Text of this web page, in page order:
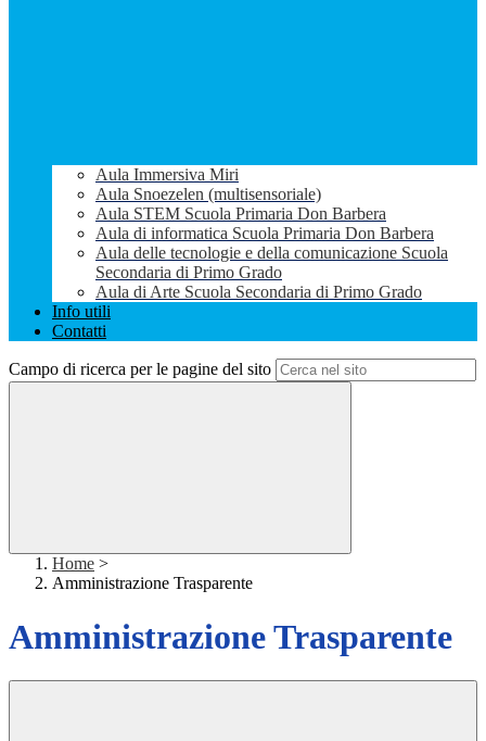
Aula Immersiva Miri
Aula Snoezelen (multisensoriale)
Aula STEM Scuola Primaria Don Barbera
Aula di informatica Scuola Primaria Don Barbera
Aula delle tecnologie e della comunicazione Scuola
Secondaria di Primo Grado
Aula di Arte Scuola Secondaria di Primo Grado
Info utili
Contatti
Campo di ricerca per le pagine del sito
Home >
Amministrazione Trasparente
Amministrazione Trasparente